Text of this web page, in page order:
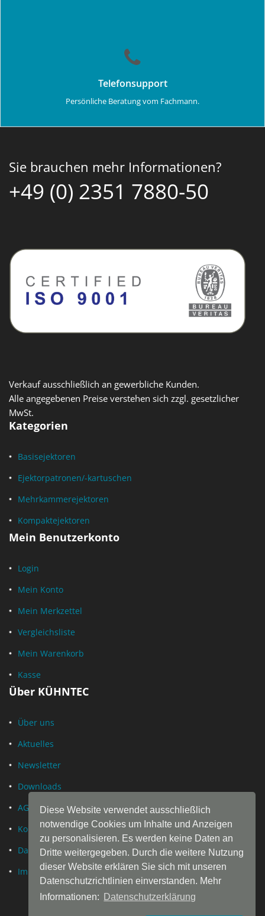
Diese Website verwendet ausschließlich
notwendige Cookies um Inhalte und Anzeigen
zu personalisieren. Es werden keine Daten an
Dritte weitergegeben. Durch die weitere Nutzung
dieser Website erklären Sie sich mit unseren
Datenschutzrichtlinien einverstanden. Mehr
Informationen:
Datenschutzerklärung
Telefonsupport
Persönliche Beratung vom Fachmann.
Sie brauchen mehr Informationen?
+49 (0) 2351 7880-50
Verkauf ausschließlich an gewerbliche Kunden.
Alle angegebenen Preise verstehen sich zzgl. gesetzlicher
MwSt.
Kategorien
Basisejektoren
Ejektorpatronen/-kartuschen
Mehrkammerejektoren
Kompaktejektoren
Mein Benutzerkonto
Login
Mein Konto
Mein Merkzettel
Vergleichsliste
Mein Warenkorb
Kasse
Über KÜHNTEC
Über uns
Aktuelles
Newsletter
Downloads
AGB
Kontakt
Datenschutz
Impressum